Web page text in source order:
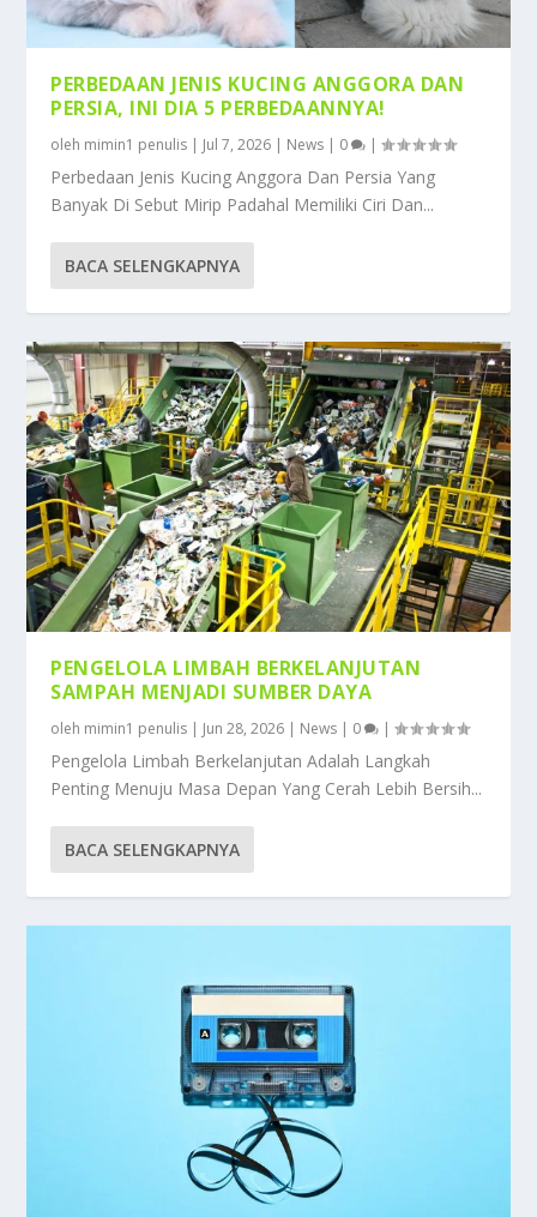
PERBEDAAN JENIS KUCING ANGGORA DAN
PERSIA, INI DIA 5 PERBEDAANNYA!
oleh mimin1 penulis | Jul 7, 2026 | News | 0 |
Perbedaan Jenis Kucing Anggora Dan Persia Yang
Banyak Di Sebut Mirip Padahal Memiliki Ciri Dan...
BACA SELENGKAPNYA
PENGELOLA LIMBAH BERKELANJUTAN
SAMPAH MENJADI SUMBER DAYA
oleh mimin1 penulis | Jun 28, 2026 | News | 0 |
Pengelola Limbah Berkelanjutan Adalah Langkah
Penting Menuju Masa Depan Yang Cerah Lebih Bersih...
BACA SELENGKAPNYA